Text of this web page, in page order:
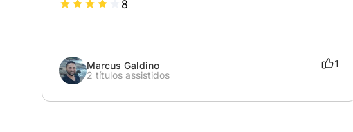
8
Marcus Galdino
2 títulos assistidos
1